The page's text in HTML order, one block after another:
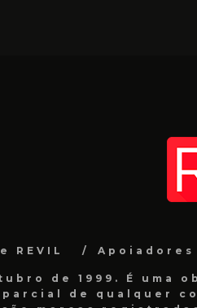
REVIL Apoiadores
de 1999. É
de qualquer